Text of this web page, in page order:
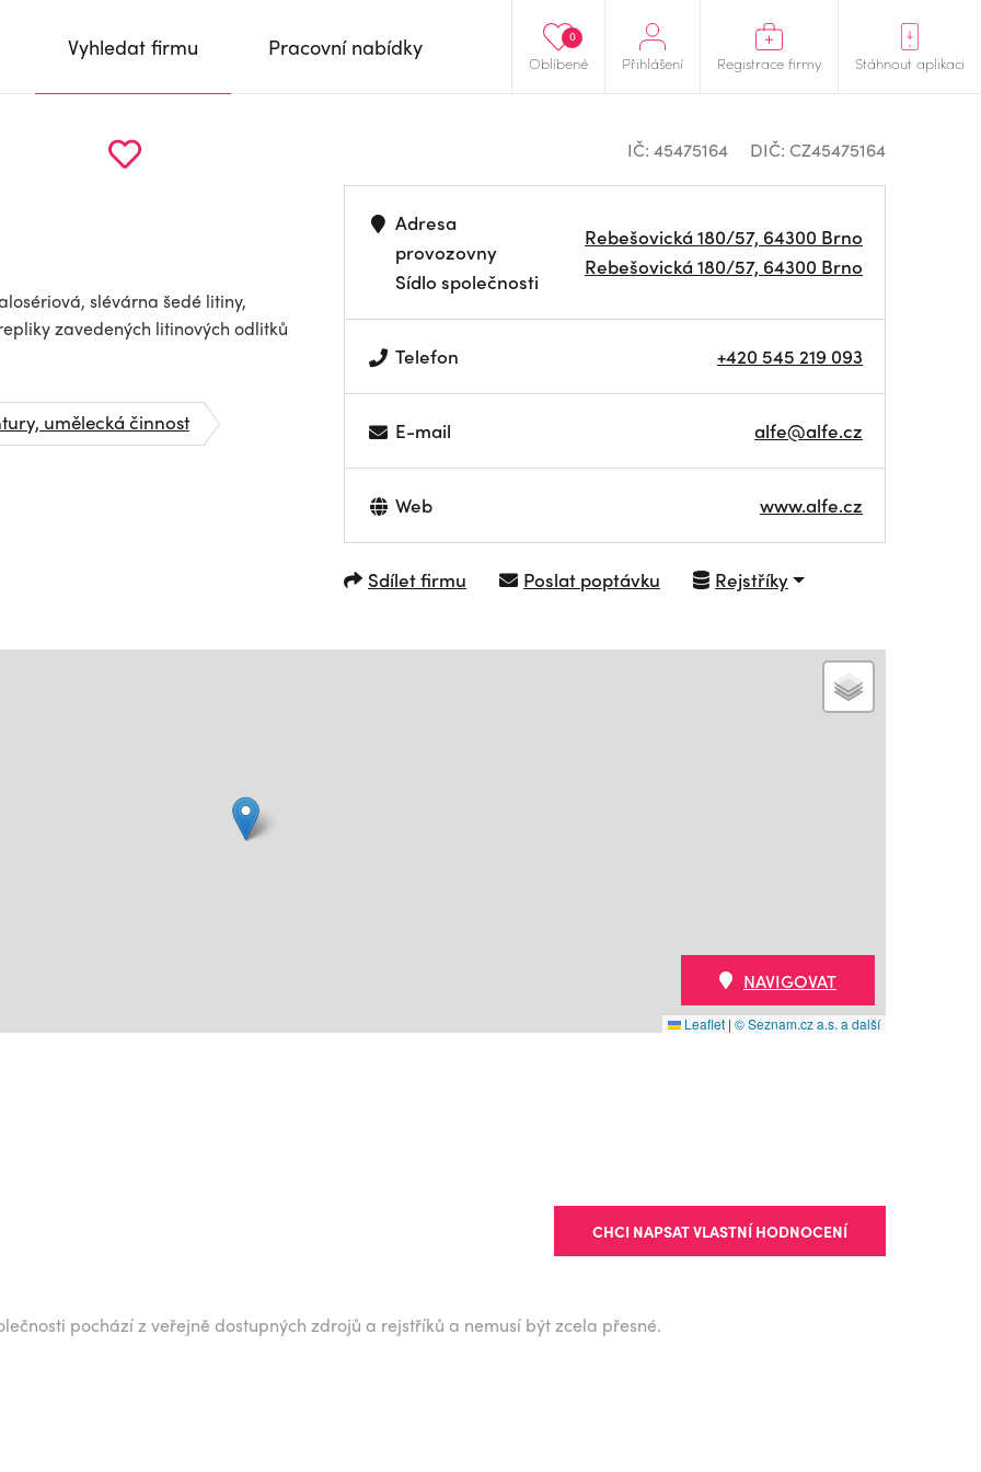
Oblíbené
0
Přihlášení Registrace firmy Stáhnout aplikaci
Vyhledat firmu Pracovní nabídky
slévárna šedé litiny,
zavedených litinových odlitků
umělecká činnost
IČ: 45475164 DIČ: CZ45475164
Adresa
provozovny
Sídlo společnosti
Rebešovická 180/57, 64300 Brno
Rebešovická 180/57, 64300 Brno
Telefon +420 545 219 093
E-mail alfe@alfe.cz
Web www.alfe.cz
Sdílet firmu Poslat poptávku Rejstříky
Leaflet | © Seznam.cz a.s. a další
NAVIGOVAT
CHCI NAPSAT VLASTNÍ HODNOCENÍ
pochází z veřejně dostupných zdrojů a rejstříků a nemusí být zcela přesné.